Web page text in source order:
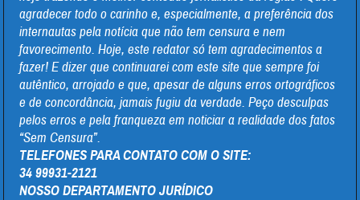
agradecer todo o carinho e, especialmente, a preferência dos
internautas pela notícia que não tem censura e nem
favorecimento. Hoje, este redator só tem agradecimentos a
fazer! E dizer que continuarei com este site que sempre foi
autêntico, arrojado e que, apesar de alguns erros ortográficos
e de concordância, jamais fugiu da verdade. Peço desculpas
pelos erros e pela franqueza em noticiar a realidade dos fatos
“Sem Censura”.
TELEFONES PARA CONTATO COM O SITE:
34 99931-2121
NOSSO DEPARTAMENTO JURÍDICO